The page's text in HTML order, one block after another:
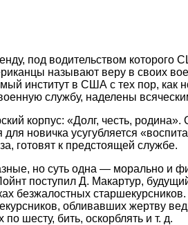
под водительством
называют веру в своих
институт в США с тех пор, как
службу, наделены
корпус: «Долг, честь, родина».
новичка усугубляется
готовят к предстоящей службе.
но суть одна — морально и
поступил Д. Макартур,
безжалостных
обливавших жертву
шесту, бить, оскорблять и т. д.